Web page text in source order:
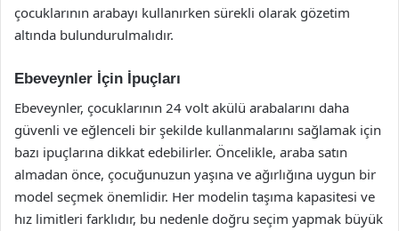
çocuklarının arabayı kullanırken sürekli olarak gözetim
altında bulundurulmalıdır.
Ebeveynler İçin İpuçları
Ebeveynler, çocuklarının 24 volt akülü arabalarını daha
güvenli ve eğlenceli bir şekilde kullanmalarını sağlamak için
bazı ipuçlarına dikkat edebilirler. Öncelikle, araba satın
almadan önce, çocuğunuzun yaşına ve ağırlığına uygun bir
model seçmek önemlidir. Her modelin taşıma kapasitesi ve
hız limitleri farklıdır, bu nedenle doğru seçim yapmak büyük